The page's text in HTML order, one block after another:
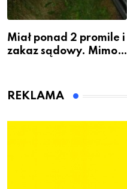
Miał ponad 2 promile i
zakaz sądowy. Mimo
Bolszewie i uderzył w
REKLAMA